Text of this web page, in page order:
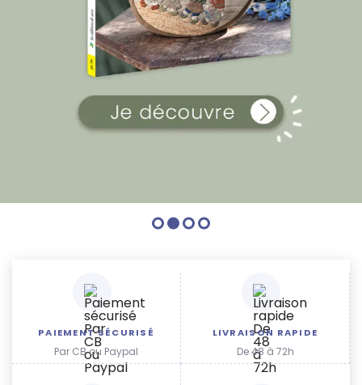
PAIEMENT SÉCURISÉ
Par CB ou Paypal
LIVRAISON RAPIDE
De 48 à 72h